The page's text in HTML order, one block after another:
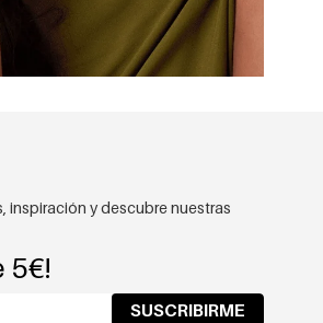
inspiración y descubre nuestras
5€!
SUSCRIBIRME